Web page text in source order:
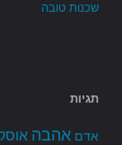
שכנות טובה
תגיות
אדם אהבה